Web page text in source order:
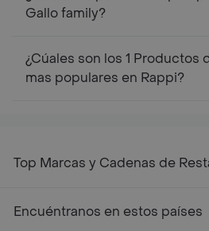
Gallo family?
¿Cúales son los 1 Productos
mas populares en Rappi?
Top Marcas y Cadenas de
Encuéntranos en estos países